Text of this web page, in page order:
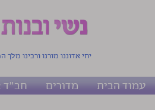
יחי אדוננו מורנו ורבינו
עמוד הבית מדורים חב"ד